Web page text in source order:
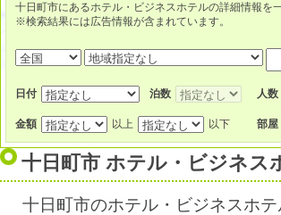
十日町市にあるホテル・ビジネスホテルの詳細情報を
※検索結果には広告情報が含まれています。
日付 泊数 人数
金額 以上 以下 部屋
十日町市 ホテル・ビジネス
十日町市のホテル・ビジネスホ